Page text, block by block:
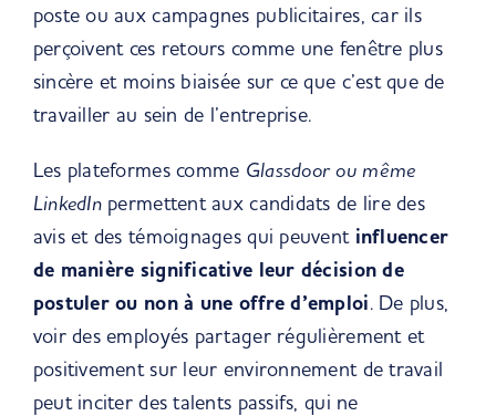
poste ou aux campagnes publicitaires, car ils
perçoivent ces retours comme une fenêtre plus
sincère et moins biaisée sur ce que c’est que de
travailler au sein de l’entreprise.
Les plateformes comme Glassdoor ou même
LinkedInpermettent aux candidats de lire des
avis et des témoignages qui peuvent influencer
de manière significative leur décision de
postuler ou non à une offre d’emploi. De plus,
voir des employés partager régulièrement et
positivement sur leur environnement de travail
peut inciter des talents passifs, qui ne